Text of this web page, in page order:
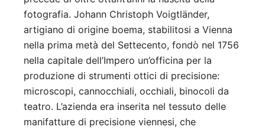
fotografia. Johann Christoph Voigtländer,
artigiano di origine boema, stabilitosi a Vienna
nella prima metà del Settecento, fondò nel 1756
nella capitale dell’Impero un’officina per la
produzione di strumenti ottici di precisione:
microscopi, cannocchiali, occhiali, binocoli da
teatro. L’azienda era inserita nel tessuto delle
manifatture di precisione viennesi, che